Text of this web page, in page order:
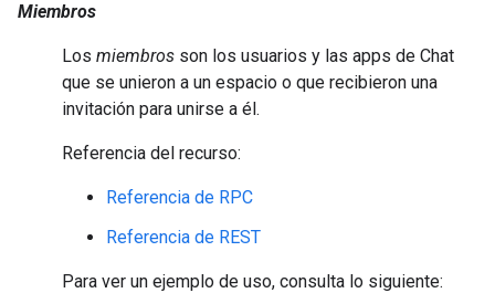
Miembros
Los miembros son los usuarios y las apps de Chat
que se unieron a un espacio o que recibieron una
invitación para unirse a él.
Referencia del recurso:
Referencia de RPC
Referencia de REST
Para ver un ejemplo de uso, consulta lo siguiente: